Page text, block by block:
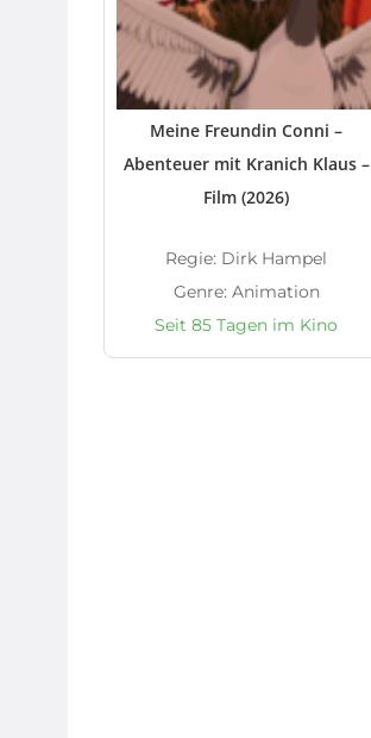
Meine Freundin Conni –
Abenteuer mit Kranich Klaus –
Film (2026)
Regie: Dirk Hampel
Genre: Animation
Seit 85 Tagen im Kino